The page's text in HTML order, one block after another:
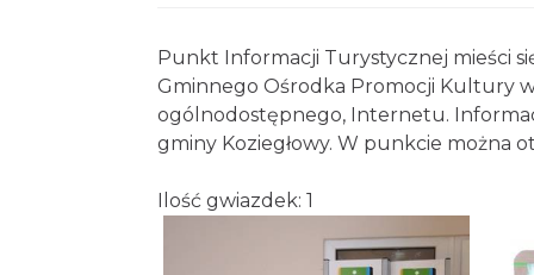
Punkt Informacji Turystycznej mieści
Gminnego Ośrodka Promocji Kultury
ogólnodostępnego, Internetu.
gminy Koziegłowy. W punkcie można
Ilość gwiazdek: 1